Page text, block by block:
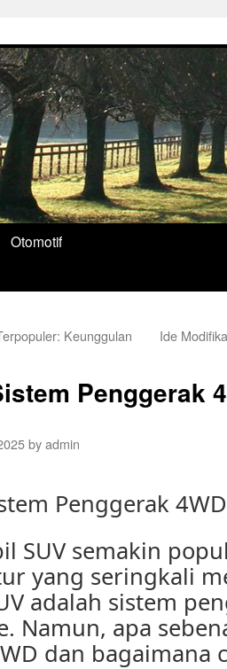
Otomotif
Keunggulan
Ide
Penggerak
byadmin
Penggerak
SUV semakin
yang seringkali
adalah sistem
Namun, apa
dan bagaimana